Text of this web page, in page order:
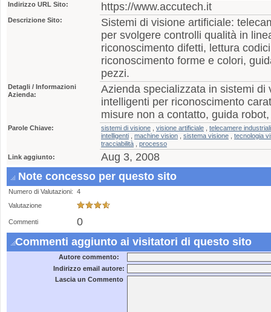
Indirizzo URL Sito: https://www.accutech.it
Descrizione Sito:
Sistemi di visione artificiale:
per svolgere controlli qualità in
riconoscimento difetti, lettura
riconoscimento forme e colori,
pezzi.
Detagli / Informazioni
Azienda:
Azienda specializzata in sistemi di
intelligenti per riconoscimento
misure non a contatto, guida
Parole Chiave: sistemi di visione visione artificiale
telecamere industriali
intelligenti
machine vision sistema visione
tecnologia
tracciabilità
processo
Link aggiunto:
Aug 3, 2008
Note concesso per questo sito
Numero di Valutazioni: 4
Valutazione
Commenti
0
Commenti aggiunto ai visitatori di questo sito
Autore commento:
Indirizzo email autore:
Lascia un Commento